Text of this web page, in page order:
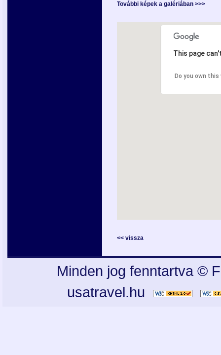
További képek a galériában >>>
This page
Do you own
<< vissza
Minden jog fenntartva ©
usatravel.hu